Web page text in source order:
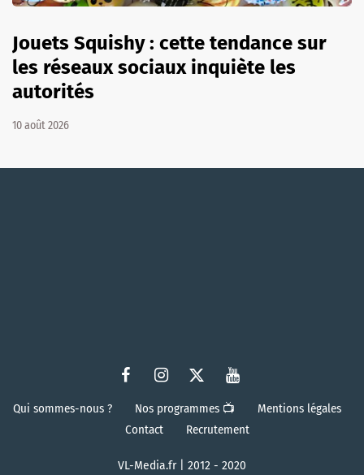
Jouets Squishy : cette tendance sur
les réseaux sociaux inquiète les
autorités
10 août 2026
Qui sommes-nous ? Nos programmes 📺
Mentions légales
Contact
Recrutement
VL-Media.fr | 2012 - 2020